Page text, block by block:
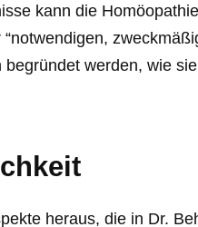
kann die
werden, wie
heraus, die in Dr.